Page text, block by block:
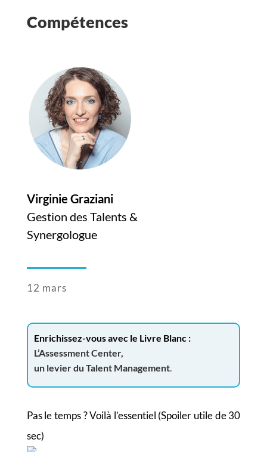
Compétences
Virginie Graziani
Gestion des Talents &
Synergologue
12 mars
Enrichissez-vous avec le Livre Blanc :
L’Assessment Center,
un levier du Talent Management.
Pas le temps ? Voilà l’essentiel (Spoiler utile de 30
sec)